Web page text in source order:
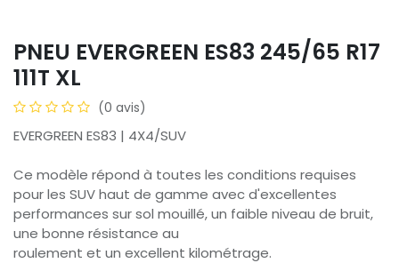
PNEU EVERGREEN ES83 245/65 R17
111T XL
(0 avis)
EVERGREEN ES83 | 4X4/SUV
Ce modèle répond à toutes les conditions requises
pour les SUV haut de gamme avec d'excellentes
performances sur sol mouillé, un faible niveau de bruit,
une bonne résistance au
roulement et un excellent kilométrage.